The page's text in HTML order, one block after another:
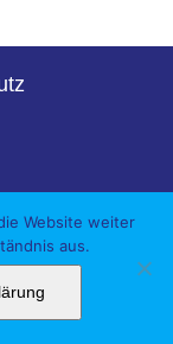
Website weiter
aus.